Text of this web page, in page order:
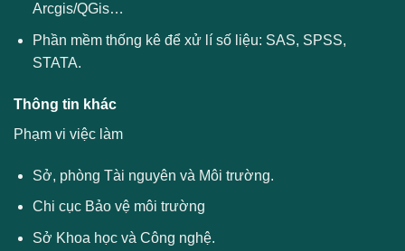
Arcgis/QGis…
Phần mềm thống kê để xử lí số liệu: SAS, SPSS,
STATA.
Thông tin khác
Phạm vi việc làm
Sở, phòng Tài nguyên và Môi trường.
Chi cục Bảo vệ môi trường
Sở Khoa học và Công nghệ.